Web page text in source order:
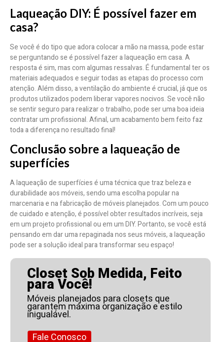
Laqueação DIY: É possível fazer em
casa?
Se você é do tipo que adora colocar a mão na massa, pode estar
se perguntando se é possível fazer a laqueação em casa. A
resposta é sim, mas com algumas ressalvas. É fundamental ter os
materiais adequados e seguir todas as etapas do processo com
atenção. Além disso, a ventilação do ambiente é crucial, já que os
produtos utilizados podem liberar vapores nocivos. Se você não
se sentir seguro para realizar o trabalho, pode ser uma boa ideia
contratar um profissional. Afinal, um acabamento bem feito faz
toda a diferença no resultado final!
Conclusão sobre a laqueação de
superfícies
A laqueação de superfícies é uma técnica que traz beleza e
durabilidade aos móveis, sendo uma escolha popular na
marcenaria e na fabricação de móveis planejados. Com um pouco
de cuidado e atenção, é possível obter resultados incríveis, seja
em um projeto profissional ou em um DIY. Portanto, se você está
pensando em dar uma repaginada nos seus móveis, a laqueação
pode ser a solução ideal para transformar seu espaço!
Closet Sob Medida, Feito
para Você!
Móveis planejados para closets que
garantem máxima organização e estilo
inigualável.
Fale Conosco